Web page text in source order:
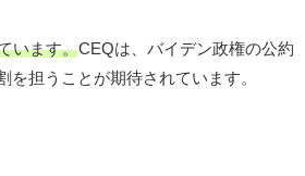
います。CEQは、バイデン政権の公約
担うことが期待されています。